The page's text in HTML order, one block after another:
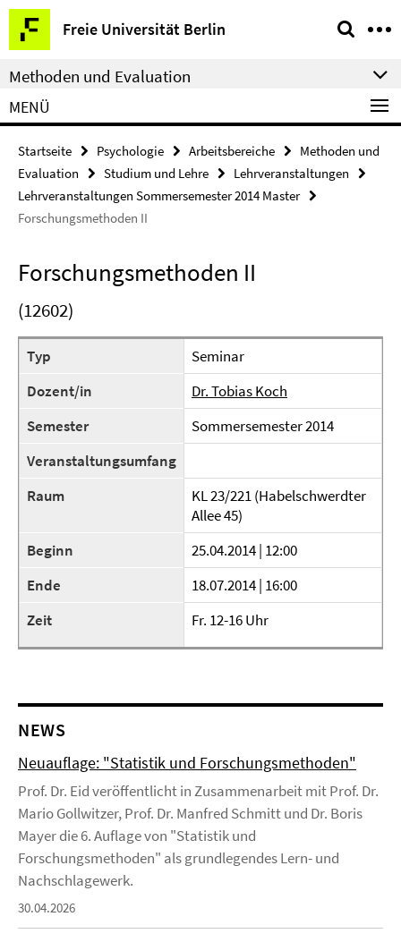
Springe
direkt
zu
Inhalt
Freie Universität Berlin
Service-
Navigation
Methoden und Evaluation
MENÜ
Startseite Psychologie Arbeitsbereiche
Methoden und
Evaluation
Studium und Lehre
Lehrveranstaltungen
Lehrveranstaltungen Sommersemester 2014 Master
Forschungsmethoden II
Forschungsmethoden II
(12602)
Typ
Seminar
Dozent/in
Dr. Tobias Koch
Semester
Sommersemester 2014
Veranstaltungsumfang
Raum
KL 23/221 (Habelschwerdter
Allee 45)
Beginn
25.04.2014 | 12:00
Ende
18.07.2014 | 16:00
Zeit
Fr. 12-16 Uhr
NEWS
Neuauflage: "Statistik und Forschungsmethoden"
Prof. Dr. Eid veröffentlicht in Zusammenarbeit mit Prof. Dr.
Mario Gollwitzer, Prof. Dr. Manfred Schmitt und Dr. Boris
Mayer die 6. Auflage von "Statistik und
Forschungsmethoden" als grundlegendes Lern- und
Nachschlagewerk.
30.04.2026